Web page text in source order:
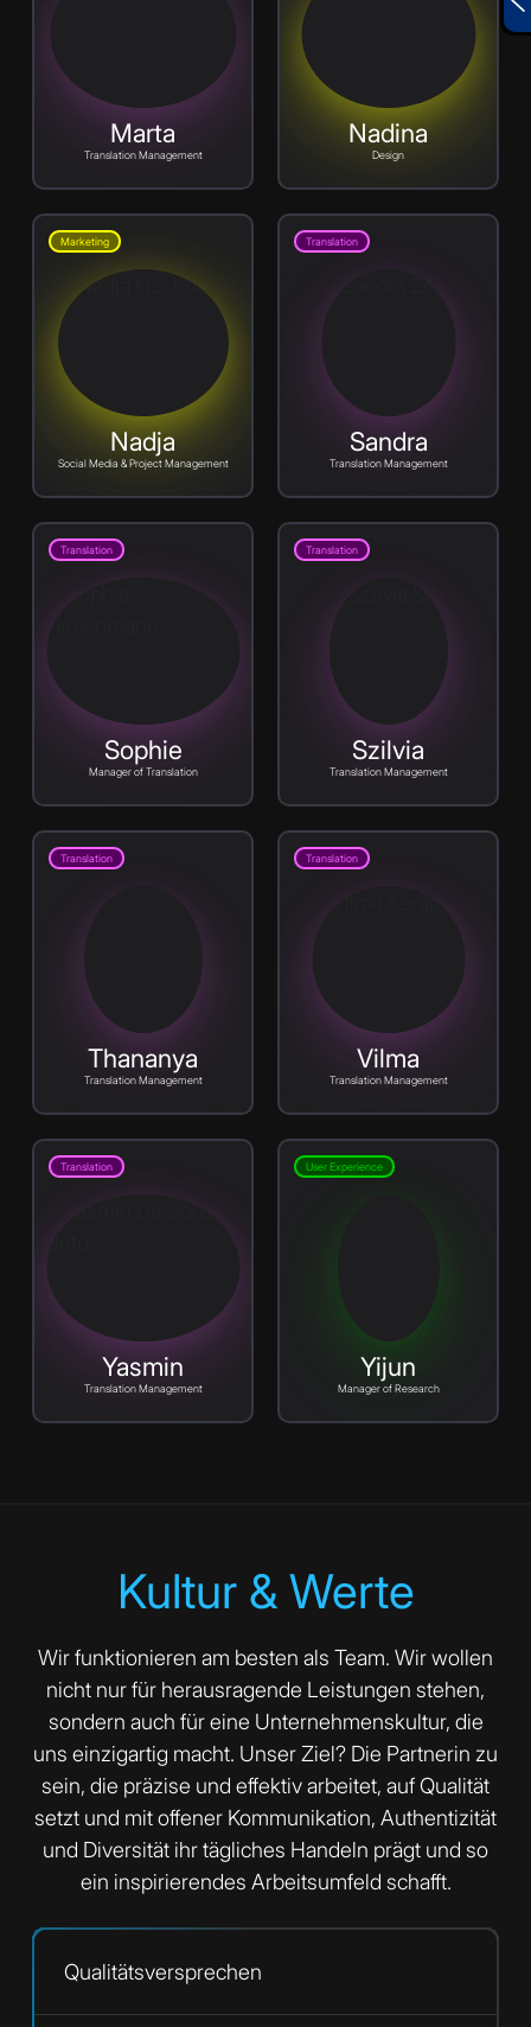
Marta
Translation Management
Nadina
Design
Marketing
Nadja
Social Media & Project Management
Translation
Sandra
Translation Management
Translation
Sophie
Manager of Translation
Translation
Szilvia
Translation Management
Translation
Thananya
Translation Management
Translation
Vilma
Translation Management
Translation
Yasmin
Translation Management
User Experience
Yijun
Manager of Research
Kultur & Werte
Wir funktionieren am besten als Team. Wir wollen
nicht nur für herausragende Leistungen stehen,
sondern auch für eine Unternehmenskultur, die
uns einzigartig macht. Unser Ziel? Die Partnerin zu
sein, die präzise und effektiv arbeitet, auf Qualität
setzt und mit offener Kommunikation, Authentizität
und Diversität ihr tägliches Handeln prägt und so
ein inspirierendes Arbeitsumfeld schafft.
Qualitätsversprechen